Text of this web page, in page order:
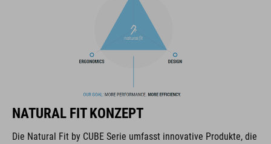
Die Marke CUBE steht für innovative und qualitativ
orientieren. Durch die enge Zusammenarbeit der Designer in
perfekt aufeinander abgestimmt und generieren die beste
Kombination aus Design, Technik und Usability.
NATURAL FIT KONZEPT
Die Natural Fit by CUBE Serie umfasst innovative Produkte, die